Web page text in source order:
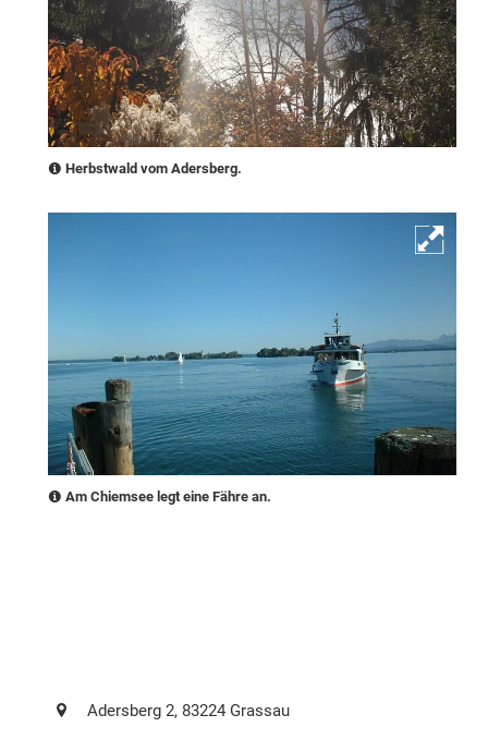
Herbstwald vom Adersberg.
Am Chiemsee legt eine Fähre an.
Adersberg 2, 83224 Grassau